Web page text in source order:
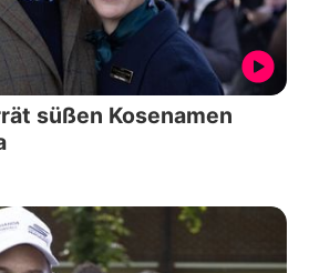
süßen Kosenamen